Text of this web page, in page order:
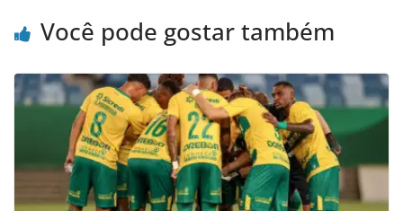
Você pode gostar também